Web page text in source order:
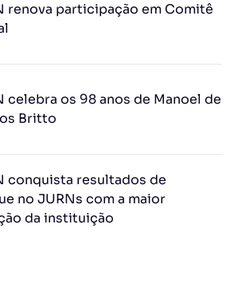
renova participação em Comitê
celebra os 98 anos de Manoel de
Britto
conquista resultados de
no JURNs com a maior
da instituição